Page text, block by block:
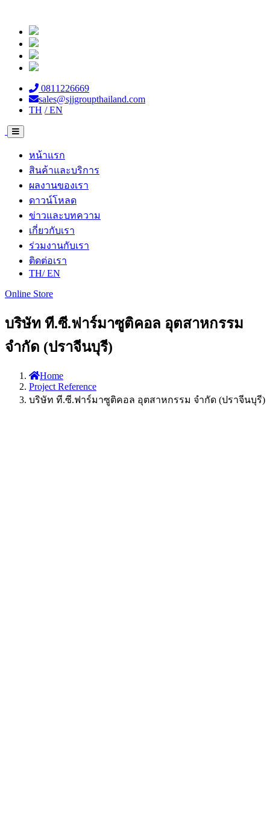
0811226669
sales@sjjgroupthailand.com
TH / EN
หน้าแรก
สินค้าและบริการ
ผลงานของเรา
ดาวน์โหลด
ข่าวและบทความ
เกี่ยวกับเรา
ร่วมงานกับเรา
ติดต่อเรา
TH/ EN
Online Store
บริษัท ที.ซี.ฟาร์มาซูติคอล อุตสาหกรรม
จำกัด (ปราจีนบุรี)
Home
Project Reference
บริษัท ที.ซี.ฟาร์มาซูติคอล อุตสาหกรรม จำกัด (ปราจีนบุรี)